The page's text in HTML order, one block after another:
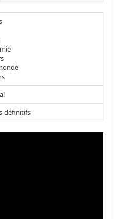
définitifs